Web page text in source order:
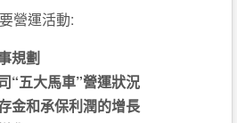
營運活動:
規劃
“五大馬車”營運狀況
金和承保利潤的增長